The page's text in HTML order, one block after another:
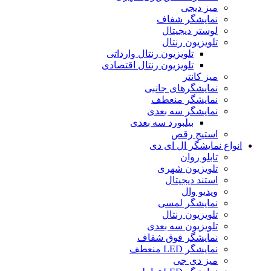
میز دیجی
نمایشگر شفاف
لوستر دیجیتال
تلویزیون رنتال
تلویزیون رنتال وارداتی
تلویزیون رنتال اقتصادی
میز کانتر
نمایشگرهای جانبی
نمایشگر منعطف
نمایشگر سه بعدی
بیلبورد سه بعدی
استیج رقص
نمایشگر ال ای دی
تابلو روان
تلویزیون شهری
استند دیجیتال
ویدیو وال
نمایشگر لمسی
تلویزیون رنتال
تلویزیون سه بعدی
نمایشگر فوق شفاف
نمایشگر LED منعطف
میز دی جی